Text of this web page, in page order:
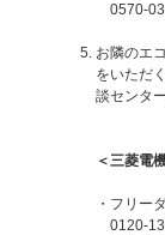
0570-
お隣のエ
をいただ
談センタ
＜三菱電
・フリー
0120-